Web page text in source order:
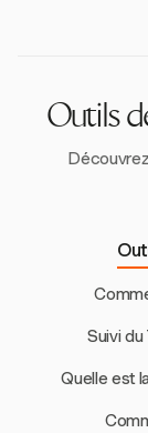
Outils
Suivi
Quelle est